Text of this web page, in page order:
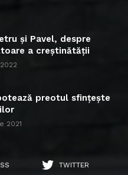
și Pavel, despre
a creștinătății
preotul sfințește
2021
TWITTER